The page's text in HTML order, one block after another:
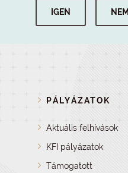
IGEN NEM
PÁLYÁZATOK
Aktuális felhívások
KFI pályázatok
Támogatott